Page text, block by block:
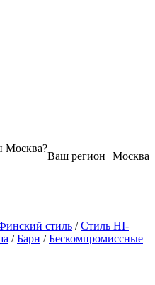
Москва
Ваш регион
Москва?
стиль /Стиль HI-
/Барн /Бескомпромиссные